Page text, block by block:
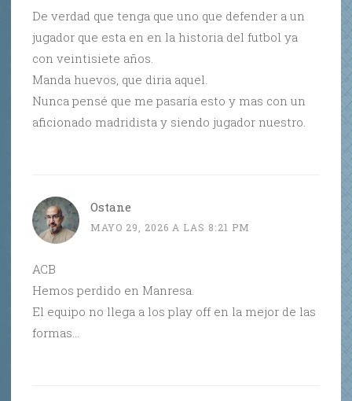
De verdad que tenga que uno que defender a un
jugador que esta en en la historia del futbol ya
con veintisiete años.
Manda huevos, que diria aquel.
Nunca pensé que me pasaría esto y mas con un
aficionado madridista y siendo jugador nuestro.
Ostane
MAYO 29, 2026 A LAS 8:21 PM
ACB
Hemos perdido en Manresa.
El equipo no llega a los play off en la mejor de las
formas…